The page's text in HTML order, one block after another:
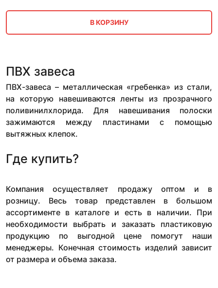
В КОРЗИНУ
ПВХ завеса
ПВХ-завеса – металлическая «гребенка» из стали,
на которую навешиваются ленты из прозрачного
поливинилхлорида. Для навешивания полоски
зажимаются между пластинами с помощью
вытяжных клепок.
Где купить?
Компания осуществляет продажу оптом и в
розницу. Весь товар представлен в большом
ассортименте в каталоге и есть в наличии. При
необходимости выбрать и заказать пластиковую
продукцию по выгодной цене помогут наши
менеджеры. Конечная стоимость изделий зависит
от размера и объема заказа.